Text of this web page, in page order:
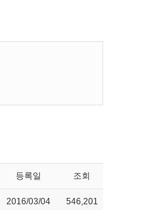
등록일 조회
2016/03/04 546,201